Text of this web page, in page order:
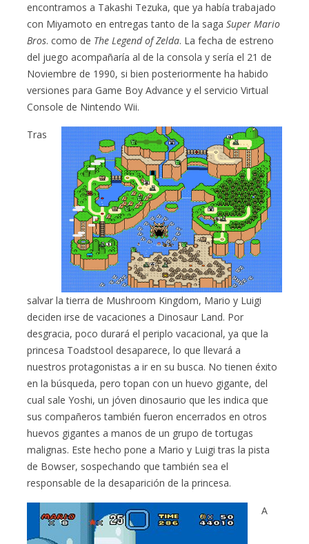
encontramos a Takashi Tezuka, que ya había trabajado
con Miyamoto en entregas tanto de la sagaSuper Mario
Bros. como de The Legend of Zelda. La fecha de estreno
del juego acompañaría al de la consola y sería el 21 de
Noviembre de 1990, si bien posteriormente ha habido
versiones para Game Boy Advance y el servicio Virtual
Console de Nintendo Wii.
Tras
salvar la tierra de Mushroom Kingdom, Mario y Luigi
deciden irse de vacaciones a Dinosaur Land. Por
desgracia, poco durará el periplo vacacional, ya que la
princesa Toadstool desaparece, lo que llevará a
nuestros protagonistas a ir en su busca. No tienen éxito
en la búsqueda, pero topan con un huevo gigante, del
cual sale Yoshi, un jóven dinosaurio que les indica que
sus compañeros también fueron encerrados en otros
huevos gigantes a manos de un grupo de tortugas
malignas. Este hecho pone a Mario y Luigi tras la pista
de Bowser, sospechando que también sea el
responsable de la desaparición de la princesa.
A